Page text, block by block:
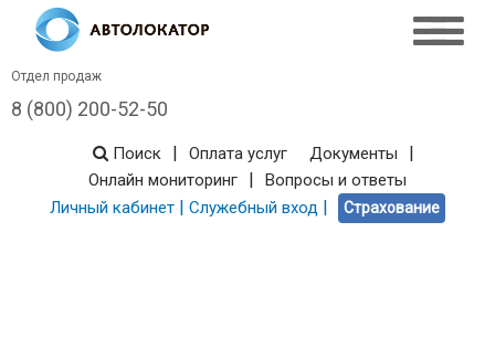
Отдел продаж
8 (800) 200-52-50
Поиск | Оплата услуг Документы |
Онлайн мониторинг |
Вопросы и ответы
Личный кабинет | Служебный вход | Страхование